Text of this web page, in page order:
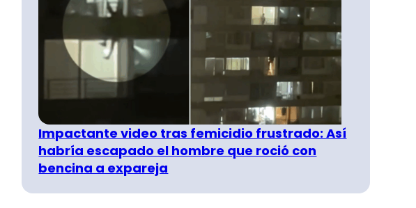
Impactante video tras femicidio frustrado: Así
habría escapado el hombre que roció con
bencina a expareja